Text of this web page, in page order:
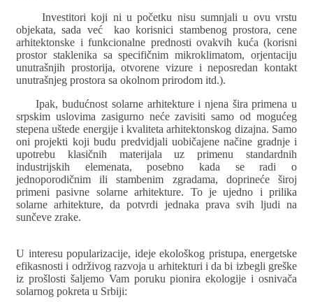
Investitori koji ni u početku nisu sumnjali u ovu vrstu
objekata, sada već kao korisnici stambenog prostora, cene
arhitektonske i funkcionalne prednosti ovakvih kuća (korisni
prostor staklenika sa specifičnim mikroklimatom, orjentaciju
unutrašnjih prostorija, otvorene vizure i neposredan kontakt
unutrašnjeg prostora sa okolnom prirodom itd.).
Ipak, budućnost solarne arhitekture i njena šira primena u
srpskim uslovima zasigurno neće zavisiti samo od mogućeg
stepena uštede energije i kvaliteta arhitektonskog dizajna. Samo
oni projekti koji budu predvidjali uobičajene načine gradnje i
upotrebu klasičnih materijala uz primenu standardnih
industrijskih elemenata, posebno kada se radi o
jednoporodičnim ili stambenim zgradama, doprineće široj
primeni pasivne solarne arhitekture. To je ujedno i prilika
solarne arhitekture, da potvrdi jednaka prava svih ljudi na
sunčeve zrake.
U interesu popularizacije, ideje ekološkog pristupa, energetske
efikasnosti i održivog razvoja u arhitekturi i da bi izbegli greške
iz prošlosti šaljemo Vam poruku pionira ekologije i osnivača
solarnog pokreta u Srbiji: